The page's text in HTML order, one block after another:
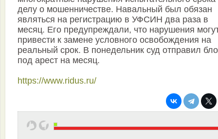
делу о мошенничестве. Навальный был обязан
являться на регистрацию в УФСИН два раза в
месяц. Его предупреждали, что нарушения
привести к замене условного освобождения на
реальный срок. В понедельник суд отправил
под арест на месяц.
https://www.ridus.ru/